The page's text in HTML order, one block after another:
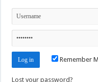
Remember
Lost your password?